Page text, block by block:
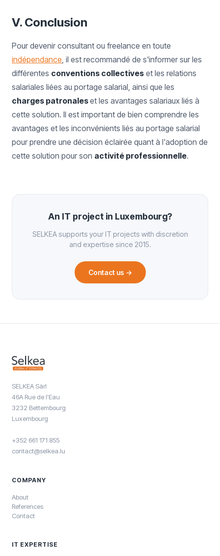
V. Conclusion
Pour devenir consultant ou freelance en toute
indépendance , il est recommandé de s'informer sur les
différentes conventions collectives et les relations
salariales liées au portage salarial, ainsi que les
charges patronaleset les avantages salariaux liés à
cette solution. Il est important de bien comprendre les
avantages et les inconvénients liés au portage salarial
pour prendre une décision éclairée quant à l'adoption de
cette solution pour son activité professionnelle.
An IT project in Luxembourg?
SELKEA supports your IT projects with discretion
and expertise since 2015.
Contact us →
SELKEA Sàrl
46A Rue de l'Eau
3232 Bettembourg
Luxembourg
+352 661 171 855
contact@selkea.lu
COMPANY
About
References
Contact
IT EXPERTISE